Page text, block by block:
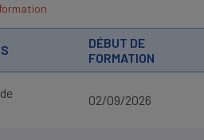
DÉBUT DE
FORMATION
02/09/2026